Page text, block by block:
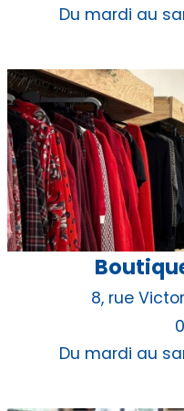
Du mardi au
8, rue
Du mardi au